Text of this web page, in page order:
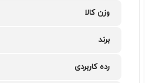
وزن کالا
برند
رده کاربردی